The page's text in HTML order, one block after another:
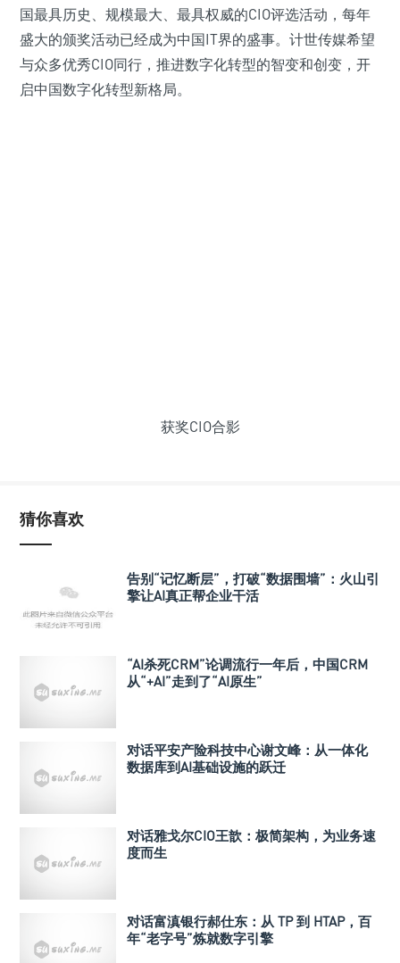
国最具历史、规模最大、最具权威的CIO评选活动，每年
盛大的颁奖活动已经成为中国IT界的盛事。计世传媒希望
与众多优秀CIO同行，推进数字化转型的智变和创变，开
启中国数字化转型新格局。
获奖CIO合影
猜你喜欢
告别“记忆断层”，打破“数据围墙”：火山引
擎让AI真正帮企业干活
“AI杀死CRM”论调流行一年后，中国CRM
从“+AI”走到了“AI原生”
对话平安产险科技中心谢文峰：从一体化
数据库到AI基础设施的跃迁
对话雅戈尔CIO王歆：极简架构，为业务速
度而生
对话富滇银行郝仕东：从 TP 到 HTAP，百
年“老字号”炼就数字引擎